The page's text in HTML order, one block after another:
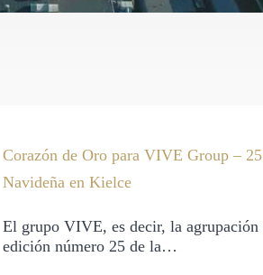
Corazón de Oro para VIVE Group –
Navideña en Kielce
El grupo VIVE, es decir, la agrupación
edición número 25 de la…